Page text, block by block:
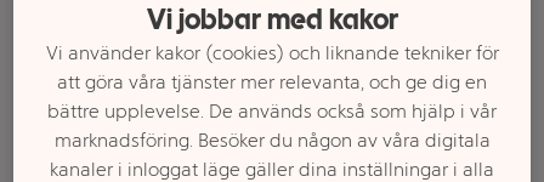
Välj butik och handla
Sortimentet kan variera mellan butikerna
Vi jobbar med kakor
Vi använder kakor (cookies) och liknande tekniker för
att göra våra tjänster mer relevanta, och ge dig en
bättre upplevelse. De används också som hjälp i vår
marknadsföring. Besöker du någon av våra digitala
kanaler i inloggat läge gäller dina inställningar i alla